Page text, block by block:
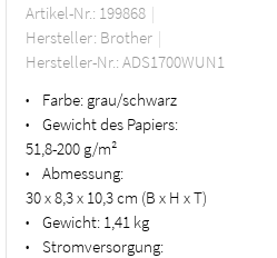
Artikel-Nr.: 199868
Hersteller: Brother
Hersteller-Nr.: ADS1700WUN1
• Farbe: grau/schwarz
•
Gewicht des Papiers:
51,8-200 g/m²
•
Abmessung:
30 x 8,3 x 10,3 cm (B x H x T)
• Gewicht: 1,41 kg
•
Stromversorgung: